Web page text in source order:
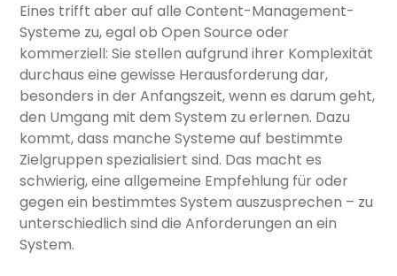
Eines trifft aber auf alle Content-Management-
Systeme zu, egal ob Open Source oder
kommerziell: Sie stellen aufgrund ihrer Komplexität
durchaus eine gewisse Herausforderung dar,
besonders in der Anfangszeit, wenn es darum geht,
den Umgang mit dem System zu erlernen. Dazu
kommt, dass manche Systeme auf bestimmte
Zielgruppen spezialisiert sind. Das macht es
schwierig, eine allgemeine Empfehlung für oder
gegen ein bestimmtes System auszusprechen – zu
unterschiedlich sind die Anforderungen an ein
System.